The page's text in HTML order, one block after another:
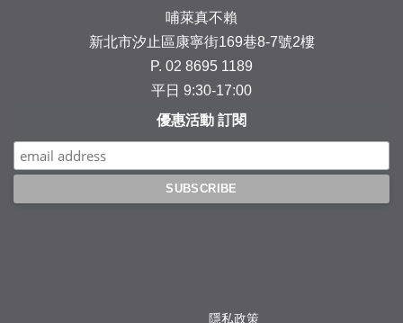
哺萊真不賴
新北市汐止區康寧街169巷8-7號2樓
P. 02 8695 1189
平日 9:30-17:00
優惠活動 訂閱
隱私政策